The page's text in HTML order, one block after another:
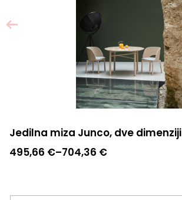
Jedilna miza Junco, dve dimenziji
495,66 €–704,36 €
Cenovni
495,66 €